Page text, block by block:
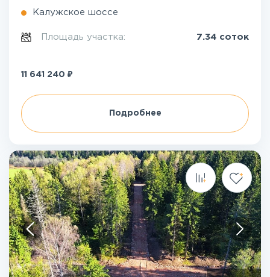
Калужское шоссе
Площадь участка: 7.34 соток
11 641 240 ₽
Подробнее